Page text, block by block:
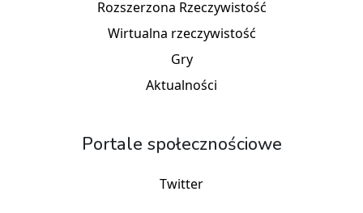
Rozszerzona Rzeczywistość
Wirtualna rzeczywistość
Gry
Aktualności
Portale społecznościowe
Twitter